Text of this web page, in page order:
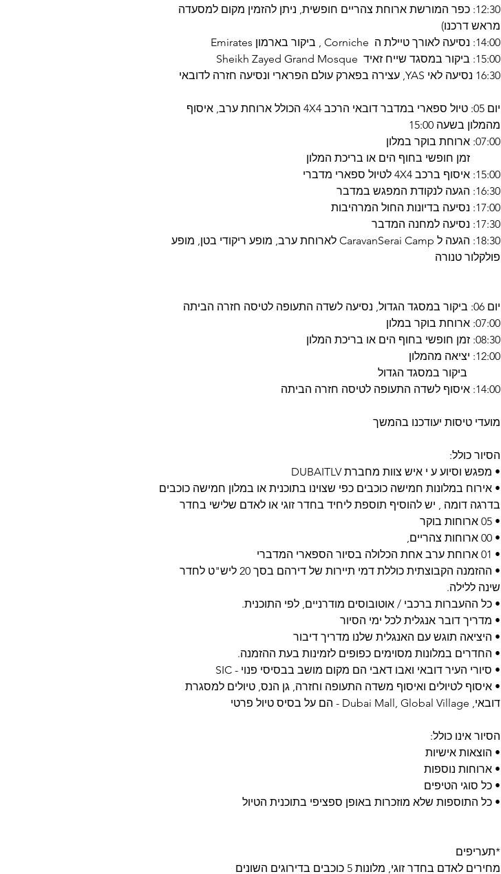
12:30: כפר המורשת ארוחת צהריים חופשית, ניתן להזמין מקום למסעדה
מראש דרכנו)
14:00: נסיעה לאורך טיילת ה Corniche , ביקור בארמון Emirates
15:00: ביקור במסגד שייח זאיד Sheikh Zayed Grand Mosque
16:30 נסיעה לאי YAS, עצירה בפארק עולם הפרארי ונסיעה חזרה לדובאי
יום 05: טיול ספארי במדבר דובאי הרכב 4X4 הכולל ארוחת ערב, איסוף
מהמלון בשעה 15:00
07:00: ארוחת בוקר במלון
זמן חופשי בחוף הים או בריכת המלון
15:00: איסוף ברכב 4X4 לטיול ספארי מדברי
16:30: הגעה לנקודת המפגש במדבר
17:00: נסיעה בדיונות החול המרהיבות
17:30: נסיעה למחנה המדבר
18:30: הגעה ל CaravanSerai Camp לארוחת ערב, מופע ריקודי בטן, מופע
פולקלור טנורה
יום 06: ביקור במסגד הגדול, נסיעה לשדה התעופה לטיסה חזרה הביתה
07:00: ארוחת בוקר במלון
08:30: זמן חופשי בחוף הים או בריכת המלון
12:00: יציאה מהמלון
ביקור במסגד הגדול
14:00: איסוף לשדה התעופה לטיסה חזרה הביתה
מועדי טיסות יעודכנו בהמשך
הסיור כולל:
• מפגש וסיוע ע י איש צוות מחברת DUBAITLV
• אירוח במלונות חמישה כוכבים כפי שצוינו בתוכנית או במלון חמישה כוכבים
בדרגה דומה , יש להוסיף תוספת ליחיד בחדר זוגי או לאדם שלישי בחדר
• 05 ארוחות בוקר
• 00 ארוחות צהריים,
• 01 ארוחת ערב אחת הכלולה בסיור הספארי המדברי
• ההזמנה הקבוצתית כוללת דמי תיירות של דירהם בסך 20 ליש"ט לחדר
שינה ללילה.
• כל ההעברות ברכבי / אוטובוסים מודרניים, לפי התוכנית.
• מדריך דובר אנגלית לכל ימי הסיור
• היציאה תוגש עם האנגלית שלנו מדריך דיבור
• החדרים במלונות מסוימים כפופים לזמינות בעת ההזמנה.
• סיורי העיר דובאי ואבו דאבי הם מקום מושב בבסיסי פנוי - SIC
• איסוף לטיולים ואיסוף משדה התעופה וחזרה, גן הנס, טיולים למסגרת
דובאי, Dubai Mall, Global Village - הם על בסיס טיול פרטי
הסיור אינו כולל:
• הוצאות אישיות
• ארוחות נוספות
• כל סוגי הטיפים
• כל התוספות שלא מוזכרות באופן ספציפי בתוכנית הטיול
*תעריפים
מחירים לאדם בחדר זוגי, מלונות 5 כוכבים בדירוגים השונים